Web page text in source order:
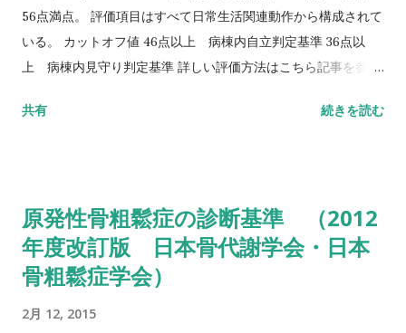
56点満点。 評価項目はすべて日常生活関連動作から構成されて
いる。 カットオフ値 46点以上 病棟内自立判定基準 36点以
上 病棟内見守り判定基準 詳しい評価方法はこちら記事を参照
TUG（Timed Up to Go）テスト 方法 肘掛つきの椅子から立
詳しい評価方法はこちら記事を参照して下さい↓ タイムアップ
アンドゴーテスト TUG:Timed Up & Go Test 10m歩行テスト
方法 助走路（各3m）を含めた約16m（直線歩行路）を歩行し、
測する。 カットオフ 24.6秒：屋内歩行 11.6秒：屋外歩行 詳し
共有 続きを読む
原発性骨粗鬆症の診断基準 （2012
年度改訂版 日本骨代謝学会・日本
骨粗鬆症学会）
2月 12, 2015